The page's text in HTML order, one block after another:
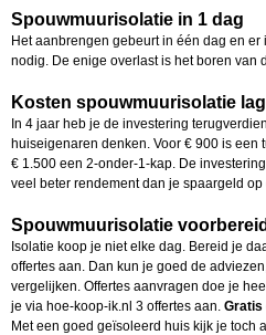
Spouwmuurisolatie in 1 dag
Het aanbrengen gebeurt in één dag en
nodig. De enige overlast is het boren van
Kosten spouwmuurisolatie
In 4 jaar heb je de investering
huiseigenaren denken. Voor € 900 is een
€ 1.500 een 2-onder-1-kap. De
veel beter rendement dan je spaargeld op
Spouwmuurisolatie
Isolatie koop je niet elke dag. Bereid je
offertes aan. Dan kun je goed de
vergelijken. Offertes aanvragen doe je
je via hoe-koop-ik.nl 3 offertes aan. Gratis
Met een goed geïsoleerd huis kijk je toch